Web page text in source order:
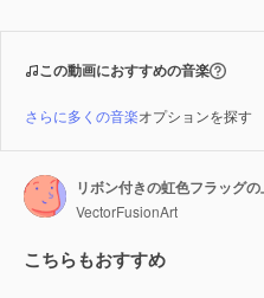
この動画におすすめの音楽
さらに多くの音楽オプションを探す
リボン付きの虹色フラッグ
VectorFusionArt
こちらもおすすめ